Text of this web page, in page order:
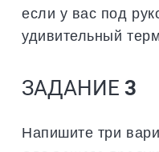
если у вас под
удивительный
ЗАДАНИЕ 3
Напишите три